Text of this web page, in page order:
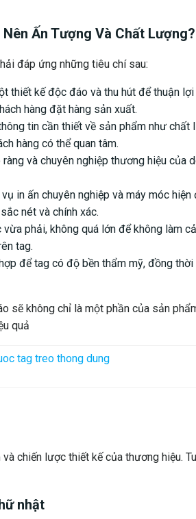
Ấn Tượng Và Chất Lượng?
đáp ứng những tiêu chí sau:
thiết kế độc đáo và thu hút để thuận
hàng đặt hàng sản xuất.
tin cần thiết về sản phẩm như chất
hàng có thể quan tâm.
ràng và chuyên nghiệp thương hiệu của
in ấn chuyên nghiệp và máy móc
nét và chính xác.
phải, không quá lớn để không làm
tag.
để tag có độ bền thẩm mỹ, đồng
sẽ không chỉ là một phần của sản
quả
chiến lược thiết kế của thương hiệu.
nhật